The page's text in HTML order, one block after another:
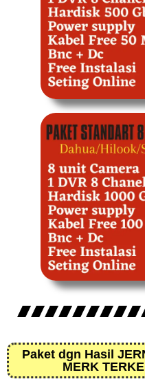
Paket dgn Hasil
MERK